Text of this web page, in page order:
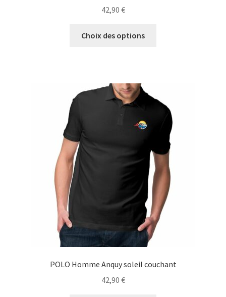
42,90 €
Choix des options
options
peuvent
être
choisies
sur
page
du
produit
POLO Homme Anquy soleil couchant
42,90 €